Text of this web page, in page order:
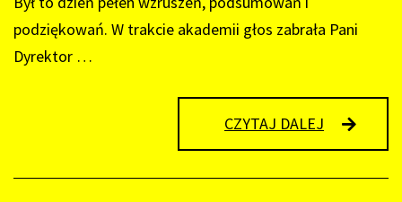
podziękowań. W trakcie akademii głos zabrała Pani
Dyrektor …
CZYTAJ DALEJ
24.04.2026